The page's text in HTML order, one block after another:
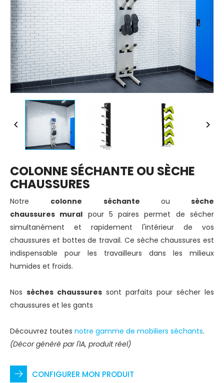
 
COLONNE SÉCHANTE OU SÈCHE
CHAUSSURES
Notre colonne séchante ou sèche
chaussures mural pour 5 paires permet de sécher
simultanément et rapidement l'intérieur de vos
chaussures et bottes de travail. Ce sèche chaussures est
indispensable pour les travailleurs dans les milieux
humides et froids.
Nos sèches chaussures sont parfaits pour sécher les
chaussures et les gants
Découvrez toutes notre gamme de mobiliers séchants.
(Décor généré par l'IA, produit réel)
CONFIGURER MON PRODUIT